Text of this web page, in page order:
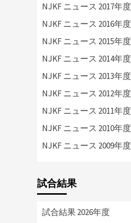
NJKF ニュース 2017年度
NJKF ニュース 2016年度
NJKF ニュース 2015年度
NJKF ニュース 2014年度
NJKF ニュース 2013年度
NJKF ニュース 2012年度
NJKF ニュース 2011年度
NJKF ニュース 2010年度
NJKF ニュース 2009年度
試合結果
試合結果 2026年度